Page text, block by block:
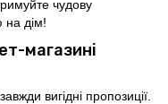
чудову
на дім!
магазині
вигідні пропозиції.